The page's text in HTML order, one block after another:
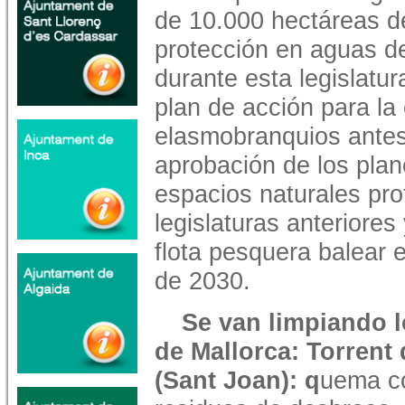
de 10.000 hectáreas
protección en aguas
durante esta
plan de acción para
elasmobranquios
aprobación de los
espacios naturales
legislaturas
flota pesquera balear
de 2030.
Se van limpiando
de Mallorca: Torrent
(Sant Joan): quema